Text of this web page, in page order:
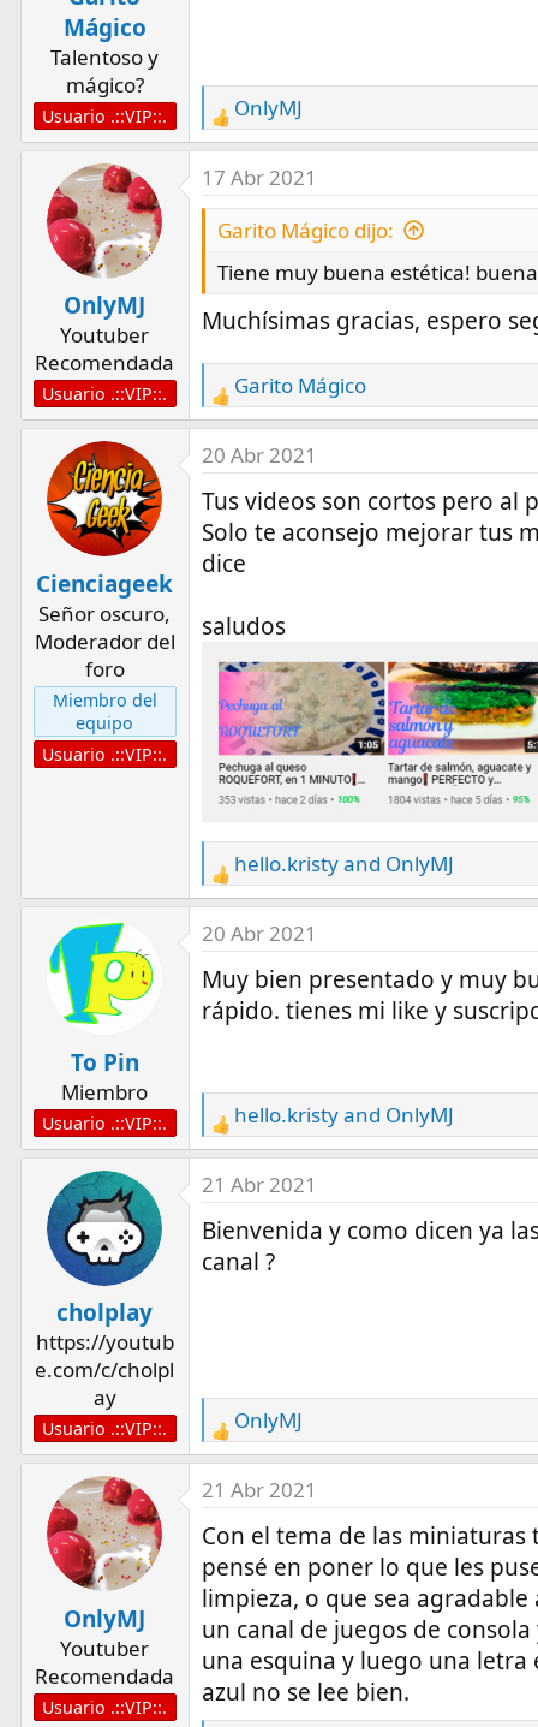
Mágico
Talentoso y
mágico?
Usuario .::VIP::.
R
e
a
c
n
:
OnlyMJ
OnlyMJ
Youtuber
Recomendada
Usuario .::VIP::.
17 Abr 2021
Garito Mágico dijo:
Tiene muy buena estética!
Muchísimas gracias, espero
R
e
a
c
t
i
o
s
Garito Mágico
Cienciageek
Señor oscuro,
Moderador del
foro
Miembro del
equipo
Usuario .::VIP::.
20 Abr 2021
Tus videos son cortos pero al
Solo te aconsejo mejorar tus
dice
saludos
R
e
a
c
t
i
s
:
hello.kristyand OnlyMJ
To Pin
Miembro
Usuario .::VIP::.
20 Abr 2021
Muy bien presentado y muy
rápido. tienes mi like y
R
e
a
c
t
i
hello.kristyand OnlyMJ
cholplay
https://youtub
e.com/c/cholpl
ay
Usuario .::VIP::.
21 Abr 2021
Bienvenida y como dicen ya
canal ?
R
e
a
c
t
i
o
n
s
:
OnlyMJ
OnlyMJ
Youtuber
Recomendada
Usuario .::VIP::.
21 Abr 2021
Con el tema de las
pensé en poner lo que les
limpieza, o que sea
un canal de juegos de
una esquina y luego una letra
azul no se lee bien.